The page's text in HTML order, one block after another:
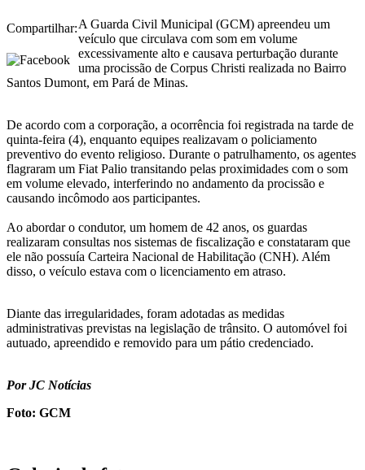
Compartilhar:A Guarda Civil Municipal (GCM) apreendeu um
veículo que circulava com som em volume
excessivamente alto e causava perturbação durante
uma procissão de Corpus Christi realizada no Bairro
Santos Dumont, em Pará de Minas.
De acordo com a corporação, a ocorrência foi registrada na tarde de
quinta-feira (4), enquanto equipes realizavam o policiamento
preventivo do evento religioso. Durante o patrulhamento, os agentes
flagraram um Fiat Palio transitando pelas proximidades com o som
em volume elevado, interferindo no andamento da procissão e
causando incômodo aos participantes.
Ao abordar o condutor, um homem de 42 anos, os guardas
realizaram consultas nos sistemas de fiscalização e constataram que
ele não possuía Carteira Nacional de Habilitação (CNH). Além
disso, o veículo estava com o licenciamento em atraso.
Diante das irregularidades, foram adotadas as medidas
administrativas previstas na legislação de trânsito. O automóvel foi
autuado, apreendido e removido para um pátio credenciado.
Por JC Notícias
Foto: GCM